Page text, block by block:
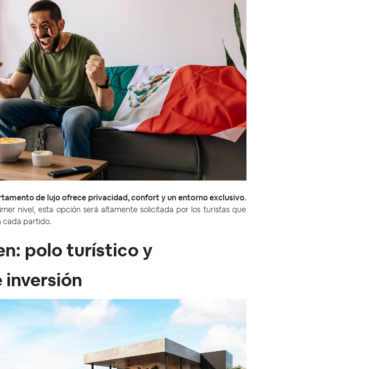
de lujo ofrece privacidad, confort y un entorno exclusivo.
nivel, esta opción será altamente solicitada por los turistas que
cada partido.
polo turístico y